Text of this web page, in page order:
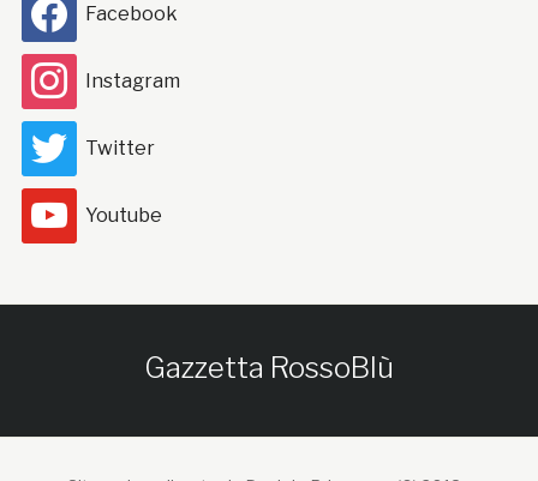
Facebook
Instagram
Twitter
Youtube
Gazzetta RossoBlù